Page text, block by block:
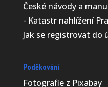
České návodya
- Katastr nahlížení
Jak se registrovat do
Poděkování
Fotografie z Pixabay